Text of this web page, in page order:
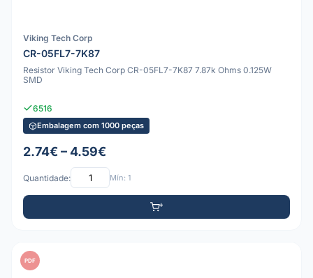
Viking Tech Corp
CR-05FL7-7K87
Resistor Viking Tech Corp CR-05FL7-7K87 7.87k Ohms 0.125W
SMD
6516
Embalagem com 1000 peças
2.74€ – 4.59€
Quantidade: Mín: 1
PDF